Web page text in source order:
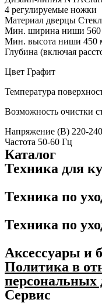
4 регулируемые ножки
Материал дверцы
Мин. ширина ниши
Мин. высота ниши 450
Глубина (включая
Цвет Графит
Температура
Возможность очистки
Напряжение (В) 220-
Частота 50-60 Гц
Каталог
Техника для
Техника по
Техника по
Аксессуары и
Политика в
персональных
Сервис